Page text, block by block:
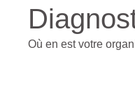
Où en est votre